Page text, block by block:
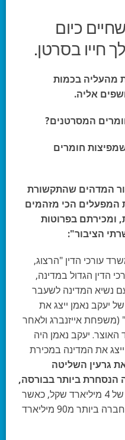
שחיים כיום
חייו בסרטן.
מהעליה בכמות
אליה.
המסרטנים?
חומרים
המדהים שהתקשורת
המפעלים הכי מזהמים
ומכירתם בפרוטות
הציבור":
מתחיל בשנת 1998, במשרד עורכי הדין "הרצוג,
הדין הגדול במדינה,
נשיא המדינה לשעבר
ב1998 המשרד של יעקב נאמן ייצג את
(משפחת אייזנברג ולאחר
יעקב נאמן היה
את המדינה במכירת
גרעין השליטה
הנסחרת ביותר בבורסה,
, לפי הערכת שווי של 4 מיליארד שקל, כאשר
זמן קצר לאחר מכן הוערך שווי החברה ביותר מ90 מיליארד